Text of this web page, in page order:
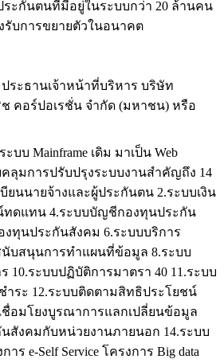
ะกันตนที่มีอยู่ในระบบกว่า 20 ล้านคน
บการขยายตัวในอนาคต
ระธานเจ้าหน้าที่บริหาร บริษัท
ช คอร์ปอเรชั่น จำกัด (มหาชน) หรือ
บบ Mainframe เดิม มาเป็น Web
คลุมการปรับปรุงระบบงานสำคัญถึง 14
ยนนายจ้างและผู้ประกันตน 2.ระบบเงิน
ทดแทน 4.ระบบบัญชีกองทุนประกัน
งทุนประกันสังคม 6.ระบบบริการ
บสนุนการทำแผนที่ข้อมูล 8.ระบบ
10.ระบบปฏิบัติการมาตรา 40 11.ระบบ
ำระ 12.ระบบติดตามสิทธิประโยชน์
อมโยงบูรณาการแลกเปลี่ยนข้อมูล
สังคมกับหน่วยงานภายนอก 14.ระบบ
ร e-Self Service โครงการ Big data